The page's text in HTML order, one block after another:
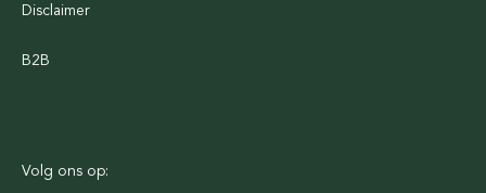
Disclaimer
B2B
Volg ons op: